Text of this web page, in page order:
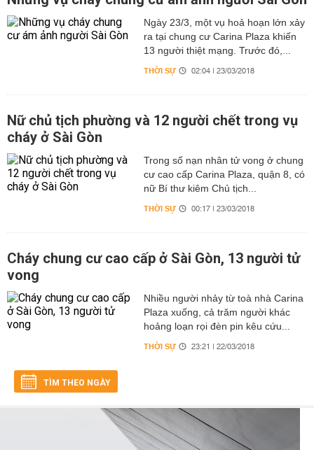
Ngày 23/3, một vụ hoả hoạn lớn xảy
ra tại chung cư Carina Plaza khiến
13 người thiệt mạng. Trước đó,...
THỜI SỰ 02:04 | 23/03/2018
Nữ chủ tịch phường và 12 người chết trong vụ
cháy ở Sài Gòn
Trong số nạn nhân tử vong ở chung
cư cao cấp Carina Plaza, quận 8, có
nữ Bí thư kiêm Chủ tịch...
THỜI SỰ 00:17 | 23/03/2018
Cháy chung cư cao cấp ở Sài Gòn, 13 người tử
vong
Nhiều người nhảy từ toà nhà Carina
Plaza xuống, cả trăm người khác
hoảng loạn rọi đèn pin kêu cứu...
THỜI SỰ 23:21 | 22/03/2018
TÌM THEO NGÀY